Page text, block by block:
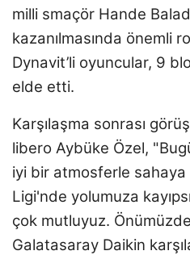
milli smaçör Hande
kazanılmasında önemli
Dynavit’li oyuncular, 9
elde etti.
Karşılaşma sonrası
libero Aybüke Özel,
iyi bir atmosferle sahaya
Ligi'nde yolumuza
çok mutluyuz.
Galatasaray Daikin